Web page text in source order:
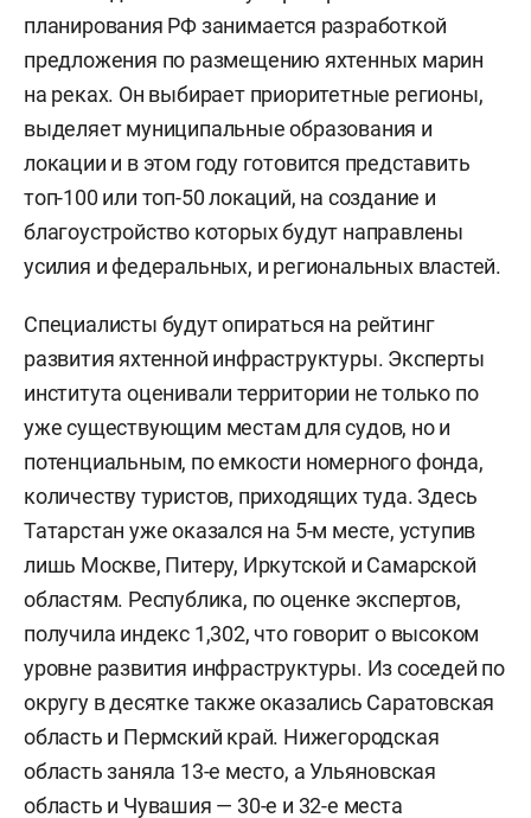
планирования РФ занимается разработкой
предложения по размещению яхтенных марин
на реках. Он выбирает приоритетные регионы,
выделяет муниципальные образования и
локации и в этом году готовится представить
топ-100 или топ-50 локаций, на создание и
благоустройство которых будут направлены
усилия и федеральных, и региональных властей.
Специалисты будут опираться на рейтинг
развития яхтенной инфраструктуры. Эксперты
института оценивали территории не только по
уже существующим местам для судов, но и
потенциальным, по емкости номерного фонда,
количеству туристов, приходящих туда. Здесь
Татарстан уже оказался на 5-м месте, уступив
лишь Москве, Питеру, Иркутской и Самарской
областям. Республика, по оценке экспертов,
получила индекс 1,302, что говорит о высоком
уровне развития инфраструктуры. Из соседей по
округу в десятке также оказались Саратовская
область и Пермский край. Нижегородская
область заняла 13-е место, а Ульяновская
область и Чувашия — 30-е и 32-е места